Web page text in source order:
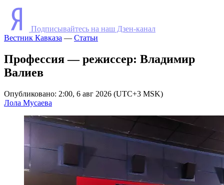
Подписывайтесь на наш Дзен-канал
Вестник Кавказа — Статьи
Профессия — режиссер: Владимир
Валиев
Опубликовано: 2:00, 6 авг 2026 (UTC+3 MSK)
Лола Мусаева